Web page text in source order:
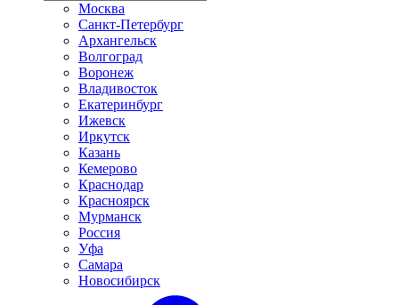
Москва
Санкт-Петербург
Архангельск
Волгоград
Воронеж
Владивосток
Екатеринбург
Ижевск
Иркутск
Казань
Кемерово
Краснодар
Красноярск
Мурманск
Россия
Уфа
Самара
Новосибирск